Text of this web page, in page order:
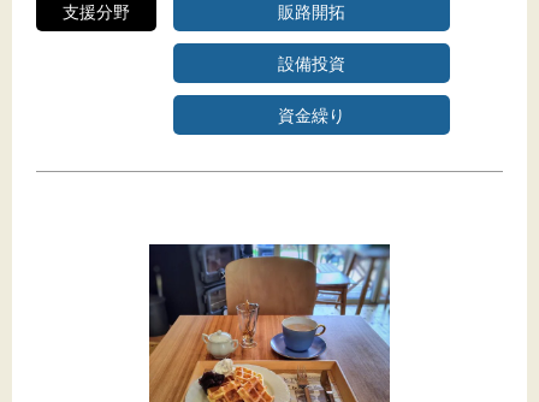
支援分野 販路開拓
設備投資
資金繰り